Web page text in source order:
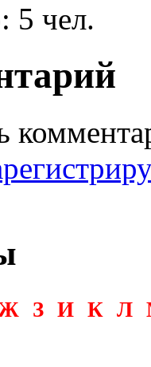
5 чел.
З И К Л